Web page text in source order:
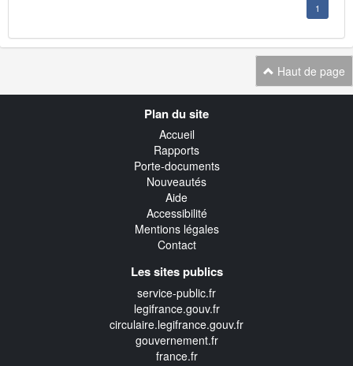
1
Haut de page
Plan du site
Accueil
Rapports
Porte-documents
Nouveautés
Aide
Accessibilité
Mentions légales
Contact
Les sites publics
service-public.fr
legifrance.gouv.fr
circulaire.legifrance.gouv.fr
gouvernement.fr
france.fr